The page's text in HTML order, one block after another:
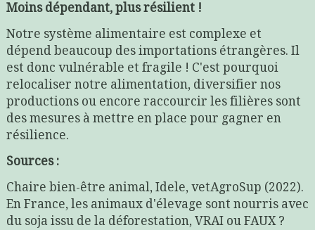
Moins dépendant, plus résilient !
Notre système alimentaire est complexe et
dépend beaucoup des importations étrangères. Il
est donc vulnérable et fragile ! C'est pourquoi
relocaliser notre alimentation, diversifier nos
productions ou encore raccourcir les filières sont
des mesures à mettre en place pour gagner en
résilience.
Sources :
Chaire bien-être animal, Idele, vetAgroSup (2022).
En France, les animaux d'élevage sont nourris avec
du soja issu de la déforestation, VRAI ou FAUX ?